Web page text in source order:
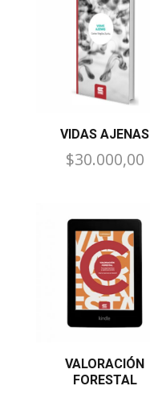
VIDAS AJENAS
$30.000,00
VALORACIÓN
FORESTAL